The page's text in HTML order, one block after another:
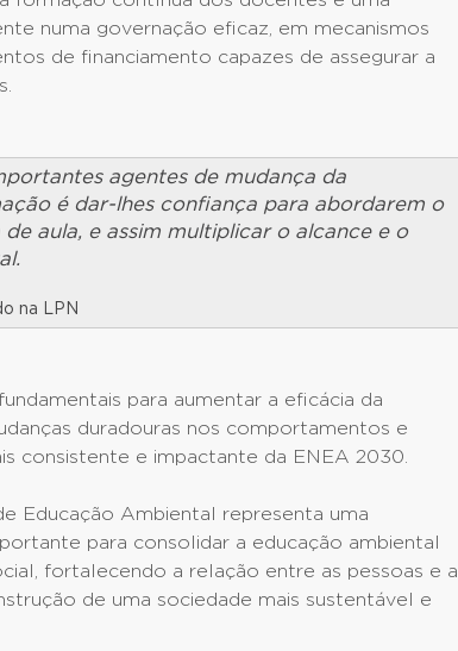
numa governação eficaz, em mecanismos
de financiamento capazes de assegurar a
agentes de mudança da
é dar-lhes confiança para abordarem o
aula, e assim multiplicar o alcance e o
na LPN
para aumentar a eficácia da
duradouras nos comportamentos e
consistente e impactante da ENEA 2030.
Educação Ambiental representa uma
para consolidar a educação ambiental
fortalecendo a relação entre as pessoas e a
de uma sociedade mais sustentável e